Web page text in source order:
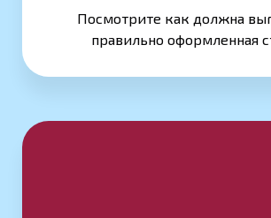
Посмотрите как должна
правильно оформленная